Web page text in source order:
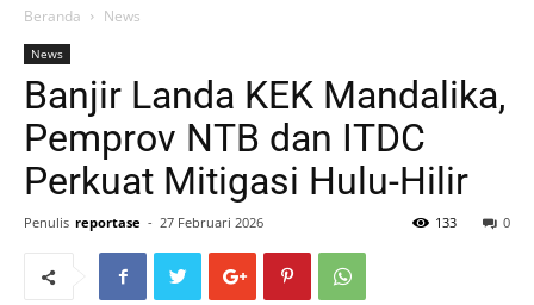
Beranda News
News
Banjir Landa KEK Mandalika,
Pemprov NTB dan ITDC
Perkuat Mitigasi Hulu-Hilir
Penulis reportase - 27 Februari 2026 0
133